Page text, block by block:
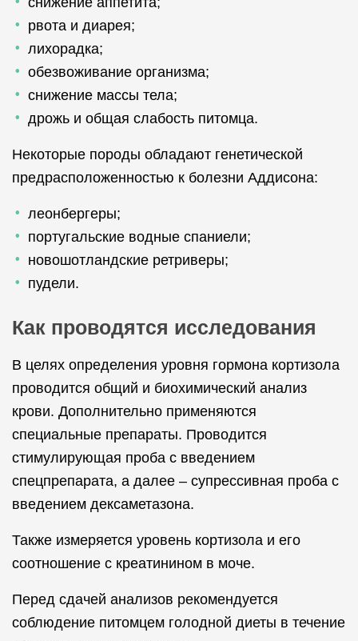
рвота и диарея;
лихорадка;
обезвоживание организма;
снижение массы тела;
дрожь и общая слабость питомца.
Некоторые породы обладают генетической
предрасположенностью к болезни Аддисона:
леонбергеры;
португальские водные спаниели;
новошотландские ретриверы;
пудели.
Как проводятся исследования
В целях определения уровня гормона кортизола
проводится общий и биохимический анализ
крови. Дополнительно применяются
специальные препараты. Проводится
стимулирующая проба с введением
спецпрепарата, а далее – супрессивная проба с
введением дексаметазона.
Также измеряется уровень кортизола и его
соотношение с креатинином в моче.
Перед сдачей анализов рекомендуется
соблюдение питомцем голодной диеты в течение